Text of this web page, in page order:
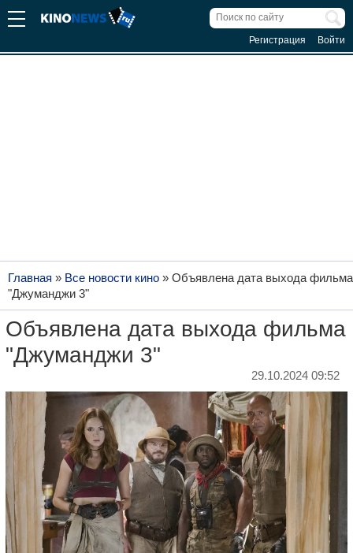
Регистрация Войти
Главная » Все новости кино » Объявлена дата выхода фильма
"Джуманджи 3"
Объявлена дата выхода фильма
"Джуманджи 3"
29.10.2024 09:52